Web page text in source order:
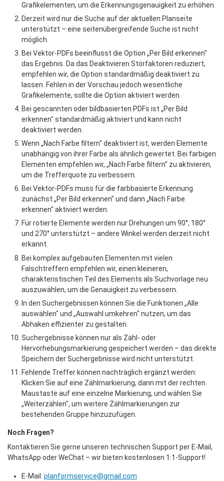
Grafikelementen, um die Erkennungsgenauigkeit zu erhöhen.
Derzeit wird nur die Suche auf der aktuellen Planseite
unterstützt – eine seitenübergreifende Suche ist nicht
möglich.
Bei Vektor-PDFs beeinflusst die Option „Per Bild erkennen"
das Ergebnis. Da das Deaktivieren Störfaktoren reduziert,
empfehlen wir, die Option standardmäßig deaktiviert zu
lassen. Fehlen in der Vorschau jedoch wesentliche
Grafikelemente, sollte die Option aktiviert werden.
Bei gescannten oder bildbasierten PDFs ist „Per Bild
erkennen" standardmäßig aktiviert und kann nicht
deaktiviert werden.
Wenn „Nach Farbe filtern" deaktiviert ist, werden Elemente
unabhängig von ihrer Farbe als ähnlich gewertet. Bei farbigen
Elementen empfehlen wir, „Nach Farbe filtern" zu aktivieren,
um die Trefferquote zu verbessern.
Bei Vektor-PDFs muss für die farbbasierte Erkennung
zunächst „Per Bild erkennen" und dann „Nach Farbe
erkennen" aktiviert werden.
Für rotierte Elemente werden nur Drehungen um 90°, 180°
und 270° unterstützt – andere Winkel werden derzeit nicht
erkannt.
Bei komplex aufgebauten Elementen mit vielen
Falschtreffern empfehlen wir, einen kleineren,
charakteristischen Teil des Elements als Suchvorlage neu
auszuwählen, um die Genauigkeit zu verbessern.
In den Suchergebnissen können Sie die Funktionen „Alle
auswählen" und „Auswahl umkehren" nutzen, um das
Abhaken effizienter zu gestalten.
Suchergebnisse können nur als Zähl- oder
Hervorhebungsmarkierung gespeichert werden – das direkte
Speichern der Suchergebnisse wird nicht unterstützt.
Fehlende Treffer können nachträglich ergänzt werden:
Klicken Sie auf eine Zählmarkierung, dann mit der rechten
Maustaste auf eine einzelne Markierung, und wählen Sie
„Weiterzählen", um weitere Zählmarkierungen zur
bestehenden Gruppe hinzuzufügen.
Noch Fragen?
Kontaktieren Sie gerne unseren technischen Support per E-Mail,
WhatsApp oder WeChat – wir bieten kostenlosen 1:1-Support!
E-Mail: planformservice@gmail.com